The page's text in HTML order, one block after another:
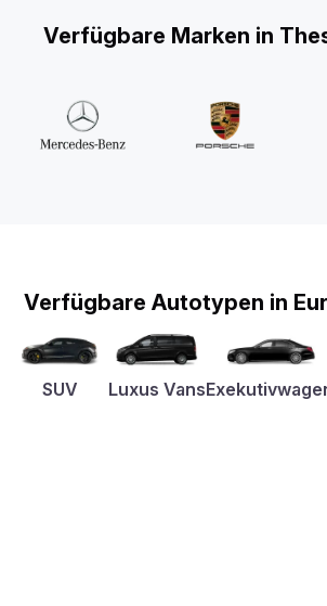
Verfügbare Marken in
Verfügbare Autotypen in
SUV Luxus Vans